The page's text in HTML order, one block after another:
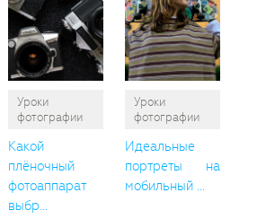
Уроки
фотографии
Какой
плёночный
фотоаппарат
выбр...
Уроки
фотографии
Идеальные
портреты на
мобильный ...